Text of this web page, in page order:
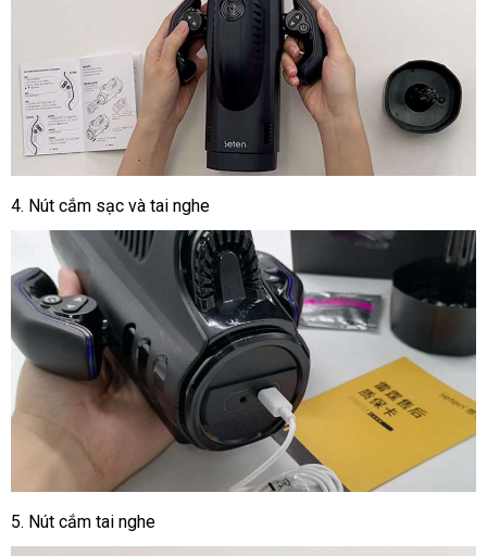
4. Nút cắm sạc và tai nghe
5. Nút cắm tai nghe